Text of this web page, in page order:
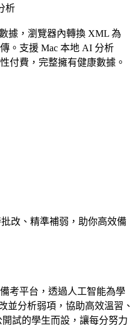
析
據，瀏覽器內轉換 XML 為
。支援 Mac 本地 AI 分析
付費，完整擁有健康數據。
改、精準補弱，助你高效備
考平台，透過人工智能為學
並分析弱項，協助高效溫習、
試的學生而設，讓每分努力